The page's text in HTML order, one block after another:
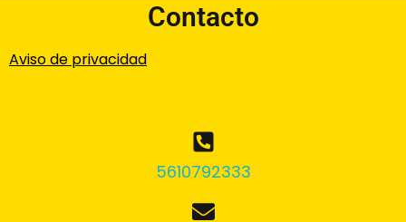
Contacto
Aviso de privacidad
5610792333